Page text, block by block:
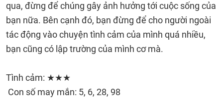
qua, đừng để chúng gây ảnh hưởng tới cuộc sống của
bạn nữa. Bên cạnh đó, bạn đừng để cho người ngoài
tác động vào chuyện tình cảm của mình quá nhiều,
bạn cũng có lập trường của mình cơ mà.
Tình cảm: ★★★
Con số may mắn: 5, 6, 28, 98